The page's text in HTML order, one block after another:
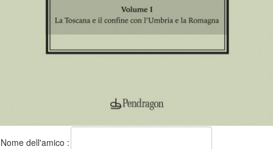
Nome dell'amico :